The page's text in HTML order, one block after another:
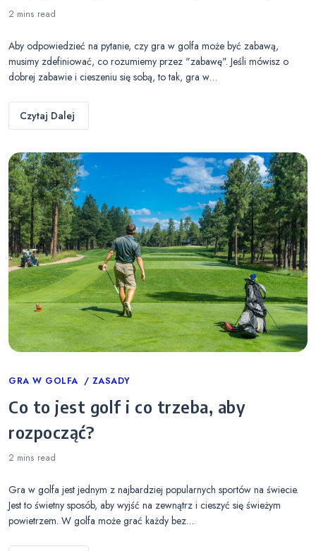
2 mins read
Aby odpowiedzieć na pytanie, czy gra w golfa może być zabawą,
musimy zdefiniować, co rozumiemy przez "zabawę". Jeśli mówisz o
dobrej zabawie i cieszeniu się sobą, to tak, gra w…
Czytaj Dalej
Categories
GRA W GOLFA ZASADY
Co to jest golf i co trzeba, aby
rozpocząć?
2 mins read
Gra w golfa jest jednym z najbardziej popularnych sportów na świecie.
Jest to świetny sposób, aby wyjść na zewnątrz i cieszyć się świeżym
powietrzem. W golfa może grać każdy bez…